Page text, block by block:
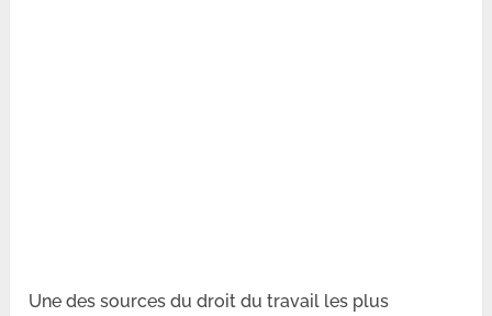
Une des sources du droit du travail les plus